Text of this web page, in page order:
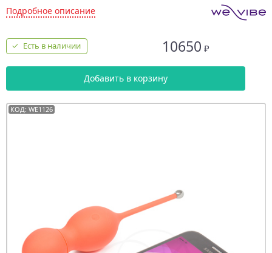
Подробное описание
10650 ₽
Есть в наличии
Добавить в корзину
КОД: WE1126